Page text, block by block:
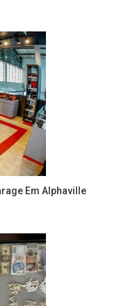
Em Alphaville